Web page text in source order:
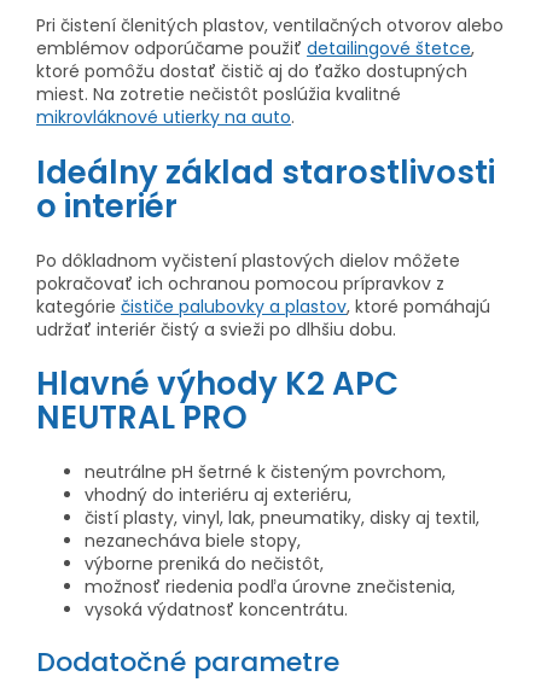
Pri čistení členitých plastov, ventilačných otvorov alebo
emblémov odporúčame použiť detailingové štetce,
ktoré pomôžu dostať čistič aj do ťažko dostupných
miest. Na zotretie nečistôt poslúžia kvalitné
mikrovláknové utierky na auto.
Ideálny základ starostlivosti
o interiér
Po dôkladnom vyčistení plastových dielov môžete
pokračovať ich ochranou pomocou prípravkov z
kategórie čističe palubovky a plastov, ktoré pomáhajú
udržať interiér čistý a svieži po dlhšiu dobu.
Hlavné výhody K2 APC
NEUTRAL PRO
neutrálne pH šetrné k čisteným povrchom,
vhodný do interiéru aj exteriéru,
čistí plasty, vinyl, lak, pneumatiky, disky aj textil,
nezanecháva biele stopy,
výborne preniká do nečistôt,
možnosť riedenia podľa úrovne znečistenia,
vysoká výdatnosť koncentrátu.
Dodatočné parametre